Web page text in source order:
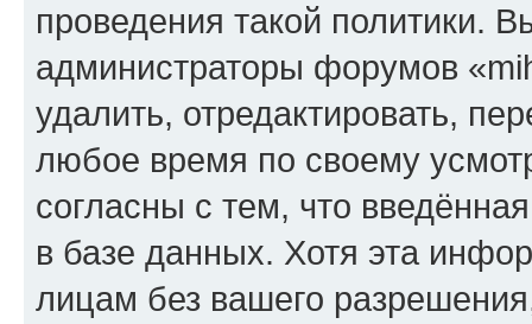
проведения такой политики.
администраторы форумов
удалить, отредактировать,
любое время по своему
согласны с тем, что
в базе данных. Хотя эта
лицам без вашего